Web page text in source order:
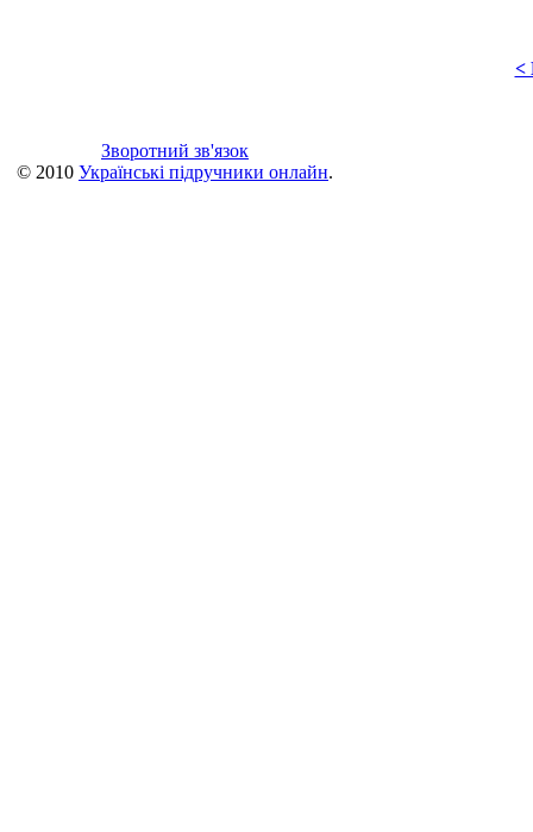
<
Зворотний зв'язок
© 2010 Українські підручники онлайн.